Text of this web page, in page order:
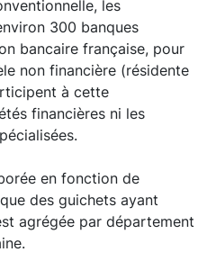
les
300 banques
bancaire française, pour
non financière (résidente
à cette
financières ni les
en fonction de
des guichets ayant
agrégée par département